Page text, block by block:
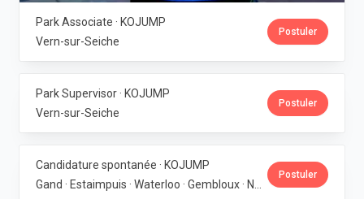
Park Associate · KOJUMP
Vern-sur-Seiche
Postuler
Park Supervisor · KOJUMP
Vern-sur-Seiche
Postuler
Candidature spontanée · KOJUMP
Postuler